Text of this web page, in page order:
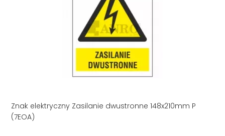
Znak elektryczny Zasilanie dwustronne 148x210mm P
(7EOA)